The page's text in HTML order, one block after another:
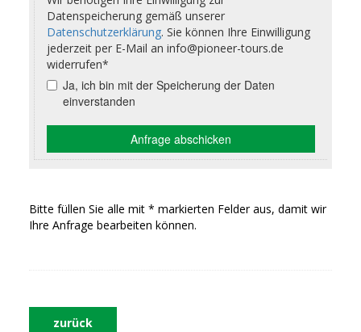
Bitte füllen Sie alle mit * markierten Felder aus, damit wir
Ihre Anfrage bearbeiten können.
zurück